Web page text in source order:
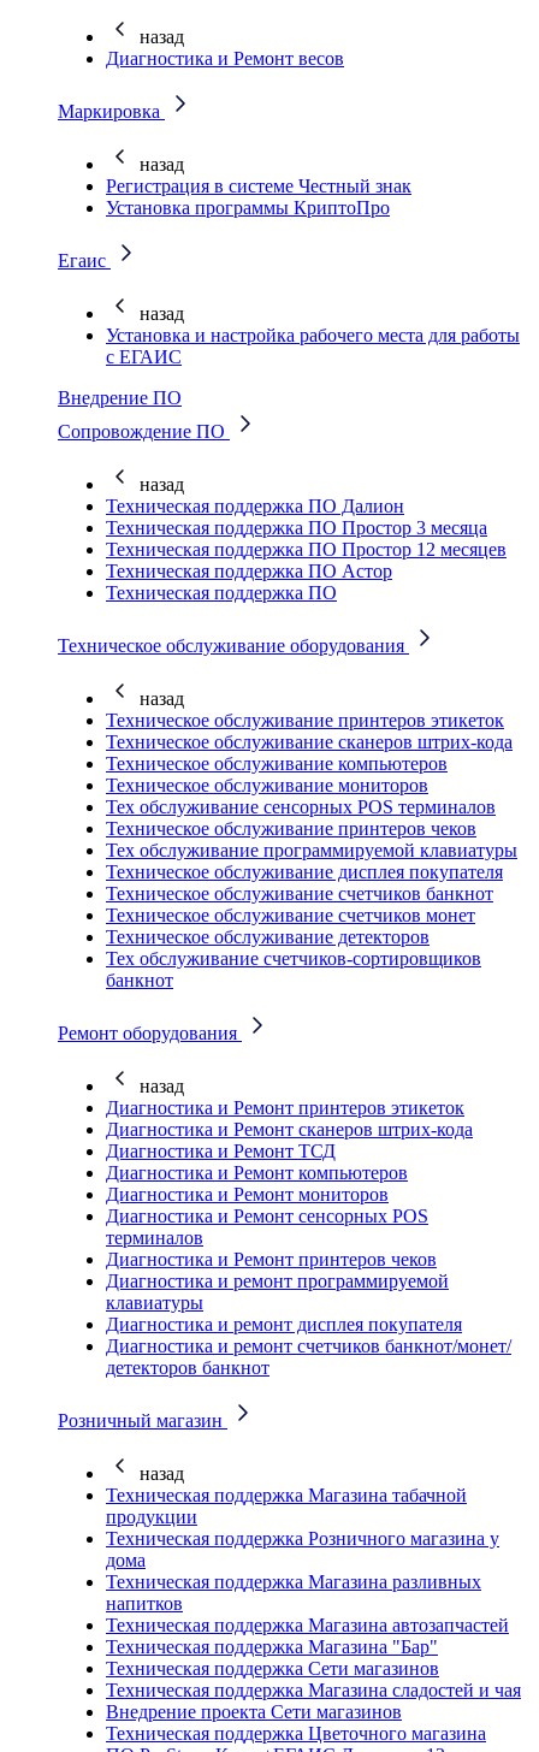
назад
Диагностика и Ремонт весов
Маркировка
назад
Регистрация в системе Честный знак
Установка программы КриптоПро
Егаис
назад
Установка и настройка рабочего места для работы
с ЕГАИС
Внедрение ПО
Сопровождение ПО
назад
Техническая поддержка ПО Далион
Техническая поддержка ПО Простор 3 месяца
Техническая поддержка ПО Простор 12 месяцев
Техническая поддержка ПО Астор
Техническая поддержка ПО
Техническое обслуживание оборудования
назад
Техническое обслуживание принтеров этикеток
Техническое обслуживание сканеров штрих-кода
Техническое обслуживание компьютеров
Техническое обслуживание мониторов
Тех обслуживание сенсорных POS терминалов
Техническое обслуживание принтеров чеков
Тех обслуживание программируемой клавиатуры
Техническое обслуживание дисплея покупателя
Техническое обслуживание счетчиков банкнот
Техническое обслуживание счетчиков монет
Техническое обслуживание детекторов
Тех обслуживание счетчиков-сортировщиков
банкнот
Ремонт оборудования
назад
Диагностика и Ремонт принтеров этикеток
Диагностика и Ремонт сканеров штрих-кода
Диагностика и Ремонт ТСД
Диагностика и Ремонт компьютеров
Диагностика и Ремонт мониторов
Диагностика и Ремонт сенсорных POS
терминалов
Диагностика и Ремонт принтеров чеков
Диагностика и ремонт программируемой
клавиатуры
Диагностика и ремонт дисплея покупателя
Диагностика и ремонт счетчиков банкнот/монет/
детекторов банкнот
Розничный магазин
назад
Техническая поддержка Магазина табачной
продукции
Техническая поддержка Розничного магазина у
дома
Техническая поддержка Магазина разливных
напитков
Техническая поддержка Магазина автозапчастей
Техническая поддержка Магазина "Бар"
Техническая поддержка Сети магазинов
Техническая поддержка Магазина сладостей и чая
Внедрение проекта Сети магазинов
Техническая поддержка Цветочного магазина